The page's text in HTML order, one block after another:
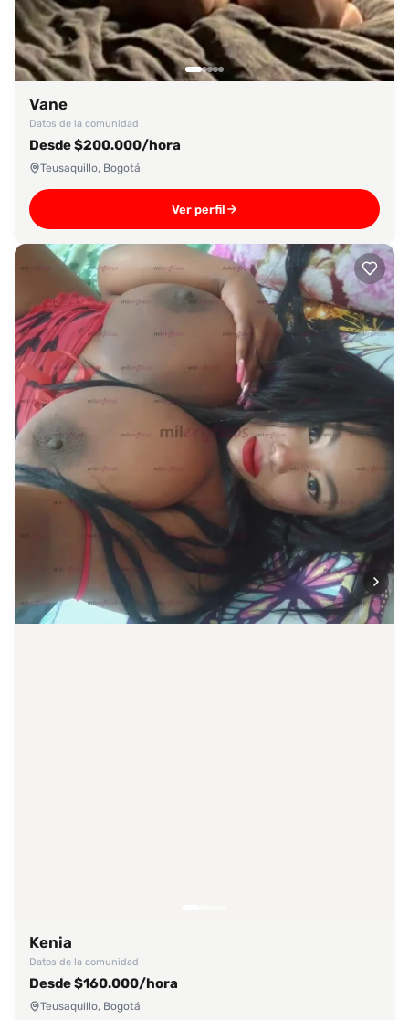
Vane
Datos de la comunidad
Desde $200.000/hora
Teusaquillo, Bogotá
Ver perfil
Kenia
Datos de la comunidad
Desde $160.000/hora
Teusaquillo, Bogotá